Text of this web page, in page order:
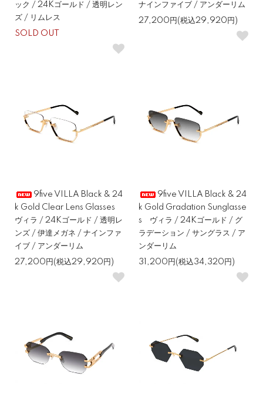
ック / 24Kゴールド / 透明レン
ズ / リムレス
SOLD OUT
ナインファイブ / アンダーリム
27,200円(税込29,920円)
9five VILLA Black & 24
k Gold Clear Lens Glasses
ヴィラ / 24Kゴールド / 透明レ
ンズ / 伊達メガネ / ナインファ
イブ / アンダーリム
27,200円(税込29,920円)
9five VILLA Black & 24
k Gold Gradation Sunglasse
s ヴィラ / 24Kゴールド / グ
ラデーション / サングラス / ア
ンダーリム
31,200円(税込34,320円)